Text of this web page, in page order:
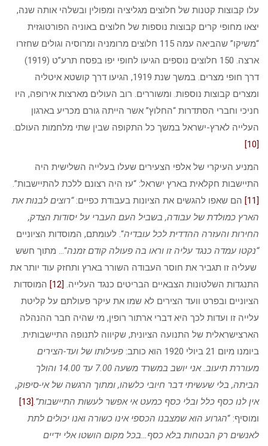
עלו קבוצות קטנות של חלוצים מגליציה ומפולין ובשלהי אותה שנה,
יצאו מחופי קרים קבוצות נוספות של חלוצים באוניה הפורטוגזית
“משיקו” שהביאה עמה 115 חלוצים מרומניה ומרוסיה וגולים שחזרו
ארצה. 150 חלוצים נוספים הגיעו לחופי יפו בפסח תרע”ט (1919)
דרך חופי מצרים. במשך שנת 1919, הגיעו דרך קושטא איטליה
ומצרים קבוצות נוספות. ומשוררים. רוב העולים מארצות אירופה, היו
חניכי וחברי הסתדרות “החלוץ” אשר הייתה גורם מכריע בארגון
העלייה לארץ-ישראל במשך כל התקופה שבין שתי מלחמות העולם.
[10]
המניע העיקרי של אלפי הצעירים שעלו בעלייה השלישית היה
התיישבות חקלאית בארץ ישראל: “עז היה רצונם ללכת להתיישבות”.
[11]
הם שאפו להגשים את הציונות בעבודת כפיים:“רוצים לבנות את
הארץ כמולדת של עבודה, בשביל העם העברי על יסודות הצדק,
החירות והעזרה ההדדית לכל עובדיה“. לעומתם, המוסדות הציוניים
“נקטו עמדה כנגד עליה זו וראו בה פעולה קודם זמנה“… מתוך חשש
שעליה זו תגביר את חוסר העבודה השורר בארץ ותחזק עוד יותר את
התנגדות השלטונות הצבאיים הבריטים כנגד העלייה. [12]
המוסדות
הציוניים ובפרט וועד הצירים לא שמו את עיקר פעולתם על קליטת
עלייה זו ועדות לכך היא דברי ארתור רופין, מי שהיה חבר ההנהלה
הארצישראלית של התנועה הציונית, שקיווה לתנופה התיישבותית.
ביומנו מיום 21 ביולי 1920 הוא כותב:
פעילותו של ועד-הצירים
מעוררת תיעוב. אני יושב במשרד משעה 7.00 עד 14.00 והולך
הביתה, בלי שעשיתי דבר חיובי כלשהו, ומתוך הרגשה של אי-סיפוק,
אין לנו כסף כלל ובלי כסף כמעט אי אפשר לעשות התיישבות”.
[13]
ומוסיף: “הגרוע הוא שמצבנו הכספי אינו כשורה ואנו יכולים לתת
לאנשים רק הבטחות בלא כסף…בכל מקום הושטו אלי ידיים